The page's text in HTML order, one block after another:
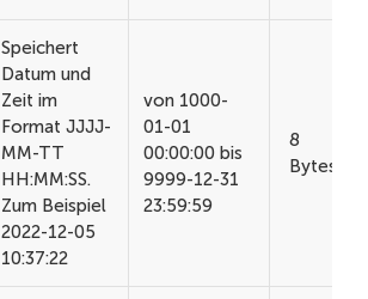
Speichert
Datum und
Zeit im
Format JJJJ-
MM-TT
HH:MM:SS.
Zum Beispiel
2022-12-05
10:37:22
von 1000-
01-01
00:00:00 bis
9999-12-31
23:59:59
8
Bytes